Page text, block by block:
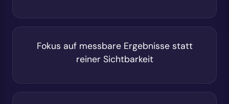
Fokus auf messbare Ergebnisse statt
reiner Sichtbarkeit